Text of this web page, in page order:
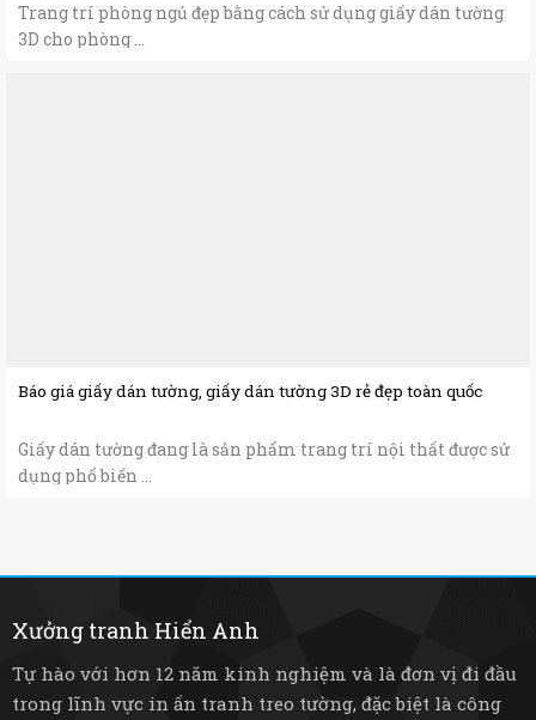
Trang trí phòng ngủ đẹp bằng cách sử dụng giấy dán tường
3D cho phòng ...
Báo giá giấy dán tường, giấy dán tường 3D rẻ đẹp toàn quốc
Giấy dán tường đang là sản phẩm trang trí nội thất được sử
dụng phổ biến ...
Xưởng tranh Hiển Anh
Tự hào với hơn 12 năm kinh nghiệm và là đơn vị đi đầu
trong lĩnh vực in ấn tranh treo tường, đặc biệt là công